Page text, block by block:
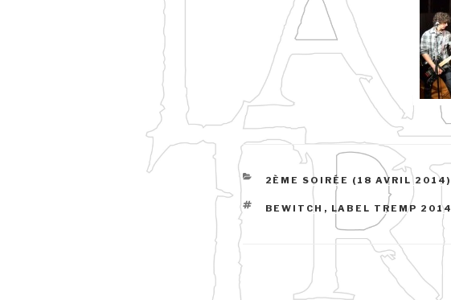
CATÉGORIES
2ÈME SOIRÉE (18 AVRIL 2014)
ÉTIQUETTES
BEWITCH , LABEL TREMP 2014